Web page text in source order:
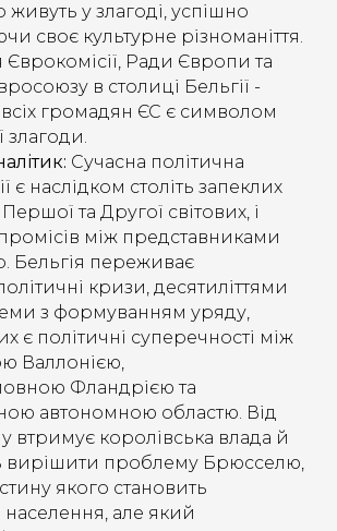
живуть у злагоді, успішно
своє культурне різноманіття.
Ради Європи та
в столиці Бельгії -
громадян ЄС є символом
злагоди.
Сучасна політична
є наслідком століть запеклих
та Другої світових, і
між представниками
Бельгія переживає
кризи, десятиліттями
з формуванням уряду,
є політичні суперечності між
Валлонією,
Фландрією та
автономною областю. Від
втримує королівська влада й
вирішити проблему Брюсселю,
якого становить
але який